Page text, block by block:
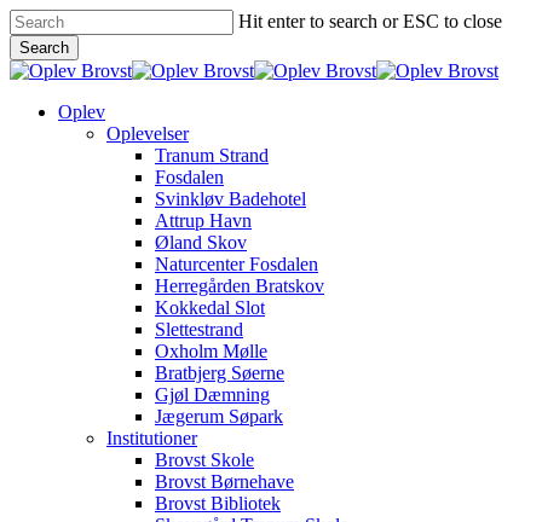
Skip
to
main
content
Hit enter to search or ESC to close
Search
Close
Menu
Oplev
Oplevelser
Tranum Strand
Fosdalen
Svinkløv Badehotel
Attrup Havn
Øland Skov
Naturcenter Fosdalen
Herregården Bratskov
Kokkedal Slot
Slettestrand
Oxholm Mølle
Bratbjerg Søerne
Gjøl Dæmning
Jægerum Søpark
Institutioner
Brovst Skole
Brovst Børnehave
Brovst Bibliotek